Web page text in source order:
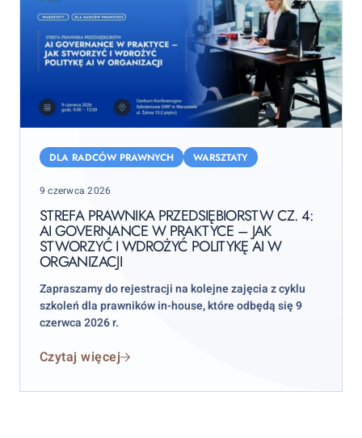
Prawnika
Governance
praktyce
stworzyć
wdrożyć
DLA RADCÓW PRAWNYCH WARSZTATY
Posted
9 czerwca 2026
STREFA PRAWNIKA PRZEDSIĘBIORSTW CZ. 4:
AI GOVERNANCE W PRAKTYCE – JAK
STWORZYĆ I WDROŻYĆ POLITYKĘ AI W
ORGANIZACJI
Zapraszamy do rejestracji na kolejne zajęcia z cyklu
szkoleń dla prawników in-house, które odbędą się 9
czerwca 2026 r.
Czytaj więcej